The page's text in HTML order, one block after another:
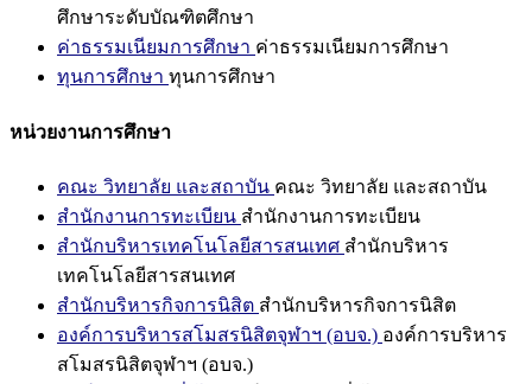
ศึกษาระดับบัณฑิตศึกษา
ค่าธรรมเนียมการศึกษา ค่าธรรมเนียมการศึกษา
ทุนการศึกษา ทุนการศึกษา
หน่วยงานการศึกษา
คณะ วิทยาลัย และสถาบัน คณะ วิทยาลัย และสถาบัน
สำนักงานการทะเบียน สำนักงานการทะเบียน
สำนักบริหารเทคโนโลยีสารสนเทศ สำนักบริหาร
เทคโนโลยีสารสนเทศ
สำนักบริหารกิจการนิสิต สำนักบริหารกิจการนิสิต
องค์การบริหารสโมสรนิสิตจุฬาฯ (อบจ.) องค์การบริหาร
สโมสรนิสิตจุฬาฯ (อบจ.)